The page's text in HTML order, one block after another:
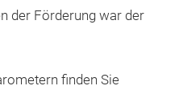
der Förderung war der
finden Sie